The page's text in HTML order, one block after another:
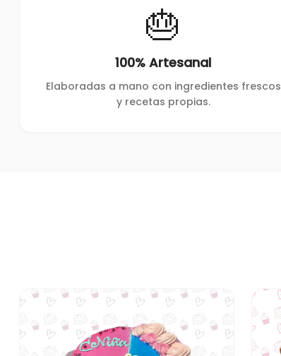
🎂
100% Artesanal
Elaboradas a mano con ingredientes frescos
y recetas propias.